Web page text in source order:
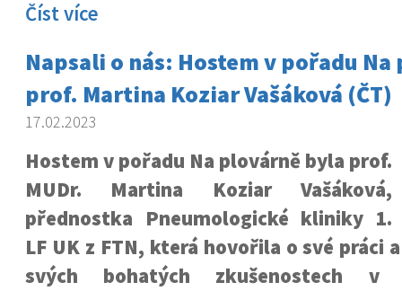
Číst více
Napsali o nás: Hostem v pořadu Na
prof. Martina Koziar Vašáková (ČT)
17.02.2023
Hostem v pořadu Na plovárně byla prof.
MUDr. Martina Koziar Vašáková,
přednostka Pneumologické kliniky 1.
LF UK z FTN, která hovořila o své práci
svých bohatých zkušenostech v